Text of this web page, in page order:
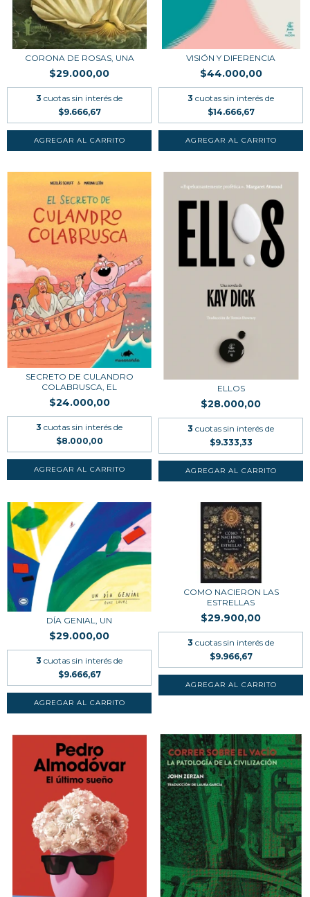
CORONA DE ROSAS, UNA
$29.000,00
3 cuotas sin interés de
$9.666,67
VISIÓN Y DIFERENCIA
$44.000,00
3 cuotas sin interés de
$14.666,67
SECRETO DE CULANDRO
COLABRUSCA, EL
$24.000,00
3 cuotas sin interés de
$8.000,00
ELLOS
$28.000,00
3 cuotas sin interés de
$9.333,33
DÍA GENIAL, UN
$29.000,00
3 cuotas sin interés de
$9.666,67
COMO NACIERON LAS
ESTRELLAS
$29.900,00
3 cuotas sin interés de
$9.966,67